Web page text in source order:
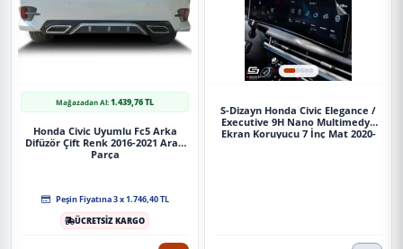
Mağazadan Al:1.439,76 TL
Honda Civic Uyumlu Fc5 Arka
Difüzör Çift Renk 2016-2021 Arası
Parça
Peşin Fiyatına 3 x 1.746,40 TL
ÜCRETSİZ KARGO
S-Dizayn Honda Civic Elegance /
Executive 9H Nano Multimedya
Ekran Koruyucu 7 İnç Mat 2020-